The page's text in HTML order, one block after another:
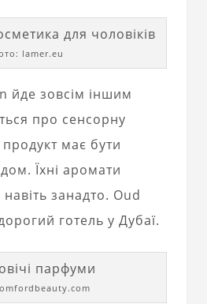
lamer.eu
йде зовсім іншим
про сенсорну
має бути
Їхні аромати
навіть занадто. Oud
готель у Дубаї.